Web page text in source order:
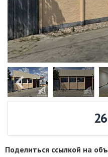
26
Поделиться ссылкой на